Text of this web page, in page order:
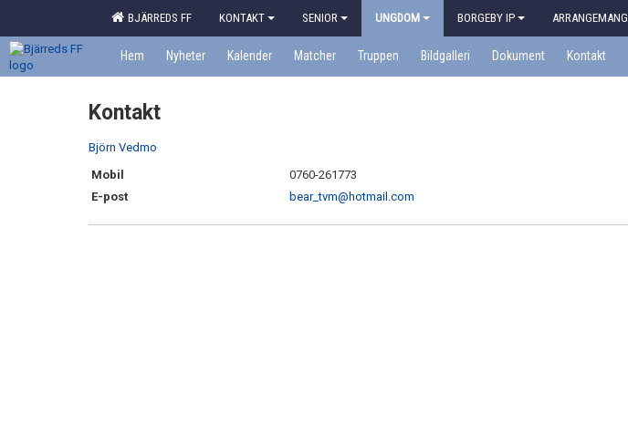
BJÄRREDS FF KONTAKT SENIOR UNGDOM BORGEBY IP ARRANGEMANG
Hem Nyheter Kalender Matcher Truppen Bildgalleri Dokument Kontakt
Kontakt
Björn Vedmo
Mobil
0760-261773
E-post
bear_tvm@hotmail.com